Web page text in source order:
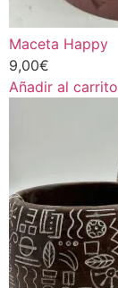
Maceta Happy
9,00€
Añadir al carrito